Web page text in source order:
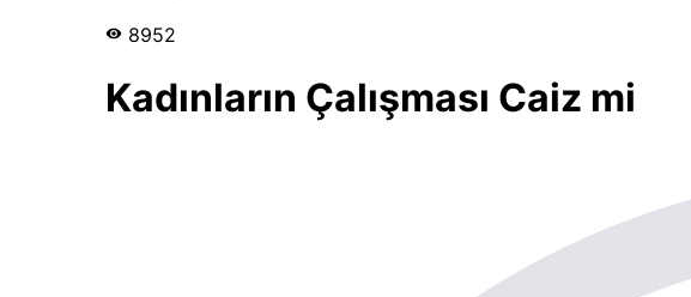
8952
Kadınların Çalışması Caiz mi